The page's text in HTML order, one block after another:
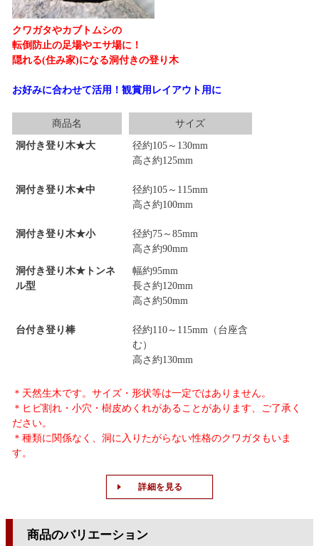
クワガタやカブトムシの
転倒防止の足場やエサ場に！
隠れる(住み家)になる洞付きの登り木
お好みに合わせて活用！観賞用レイアウト用に
商品名 サイズ
洞付き登り木★大
径約105～130mm
高さ約125mm
洞付き登り木★中
径約105～115mm
高さ約100mm
洞付き登り木★小
径約75～85mm
高さ約90mm
洞付き登り木★トンネ
ル型
幅約95mm
長さ約120mm
高さ約50mm
台付き登り棒
径約110～115mm（台座含
む）
高さ約130mm
＊天然生木です。サイズ・形状等は一定ではありません。
＊ヒビ割れ・小穴・樹皮めくれがあることがあります、ご了承く
ださい。
＊種類に関係なく、洞に入りたがらない性格のクワガタもいま
す。
詳細を見る
商品のバリエーション